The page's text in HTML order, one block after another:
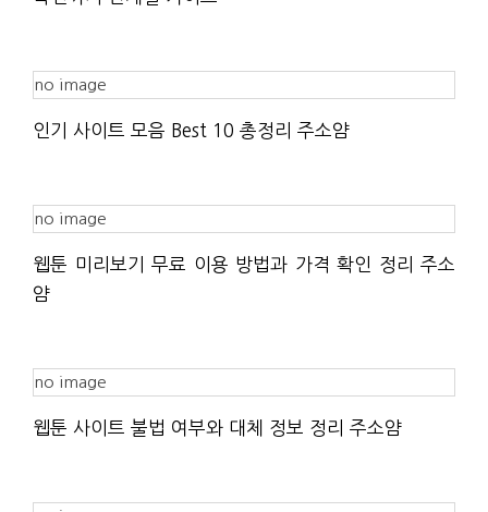
no image
인기 사이트 모음 Best 10 총정리 주소얌
no image
웹툰 미리보기 무료 이용 방법과 가격 확인 정리 주소
얌
no image
웹툰 사이트 불법 여부와 대체 정보 정리 주소얌